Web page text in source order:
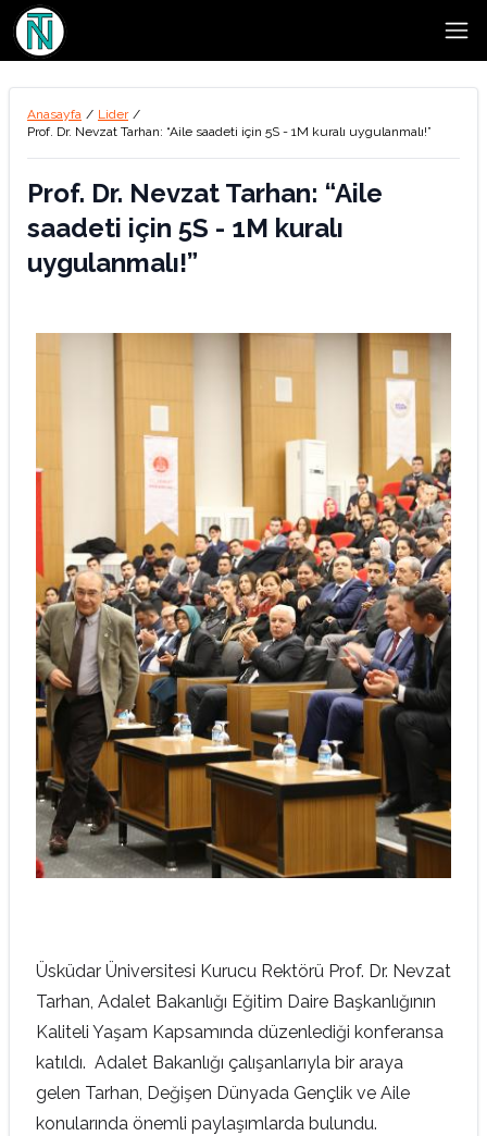
Anasayfa / Lider /
Prof. Dr. Nevzat Tarhan: “Aile saadeti için 5S - 1M kuralı uygulanmalı!”
Prof. Dr. Nevzat Tarhan: “Aile
saadeti için 5S - 1M kuralı
uygulanmalı!”
Üsküdar Üniversitesi Kurucu Rektörü Prof. Dr. Nevzat
Tarhan, Adalet Bakanlığı Eğitim Daire Başkanlığının
Kaliteli Yaşam Kapsamında düzenlediği konferansa
katıldı. Adalet Bakanlığı çalışanlarıyla bir araya
gelen Tarhan, Değişen Dünyada Gençlik ve Aile
konularında önemli paylaşımlarda bulundu.